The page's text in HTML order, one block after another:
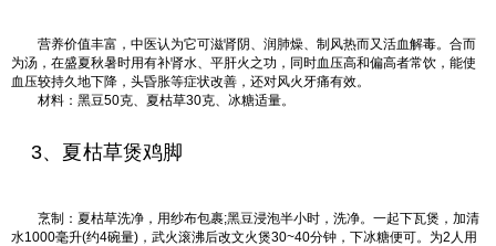
营养价值丰富，中医认为它可滋肾阴、润肺燥、制风热而又活血解毒。合而
为汤，在盛夏秋暑时用有补肾水、平肝火之功，同时血压高和偏高者常饮，能使
血压较持久地下降，头昏胀等症状改善，还对风火牙痛有效。
材料：黑豆50克、夏枯草30克、冰糖适量。
3、夏枯草煲鸡脚
烹制：夏枯草洗净，用纱布包裹;黑豆浸泡半小时，洗净。一起下瓦煲，加清
水1000毫升(约4碗量)，武火滚沸后改文火煲30~40分钟，下冰糖便可。为2人用